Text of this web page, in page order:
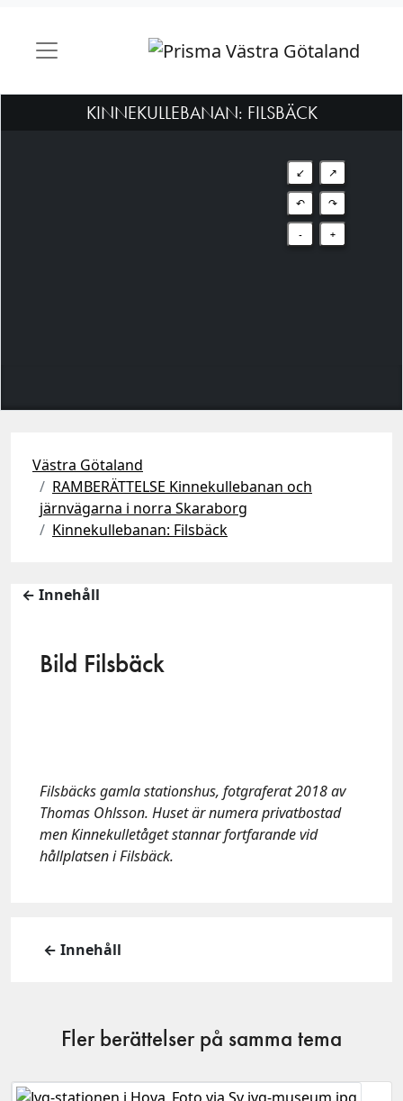
KINNEKULLEBANAN: FILSBÄCK
↙ ↗
↶ ↷
- +
Västra Götaland
RAMBERÄTTELSE Kinnekullebanan och
järnvägarna i norra Skaraborg
Kinnekullebanan: Filsbäck
← Innehåll
Bild Filsbäck
Filsbäcks gamla stationshus, fotgraferat 2018 av
Thomas Ohlsson. Huset är numera privatbostad
men Kinnekulletåget stannar fortfarande vid
hållplatsen i Filsbäck.
← Innehåll
Fler berättelser på samma tema